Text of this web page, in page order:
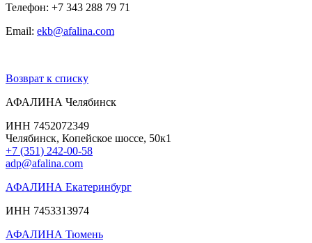
Телефон: +7 343 288 79 71
Email: ekb@afalina.com
Возврат к списку
АФАЛИНА Челябинск
ИНН 7452072349
Челябинск, Копейское шоссе, 50к1
+7 (351) 242-00-58
adp@afalina.com
АФАЛИНА Екатеринбург
ИНН 7453313974
АФАЛИНА Тюмень